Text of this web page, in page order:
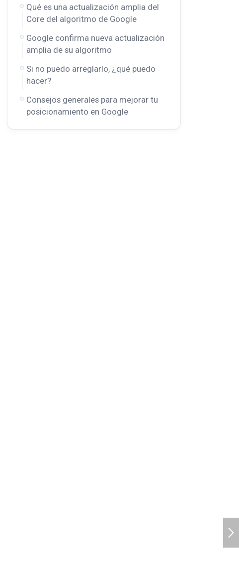
Qué es una actualización amplia del
Core del algoritmo de Google
Google confirma nueva actualización
amplia de su algoritmo
Si no puedo arreglarlo, ¿qué puedo
hacer?
Consejos generales para mejorar tu
posicionamiento en Google